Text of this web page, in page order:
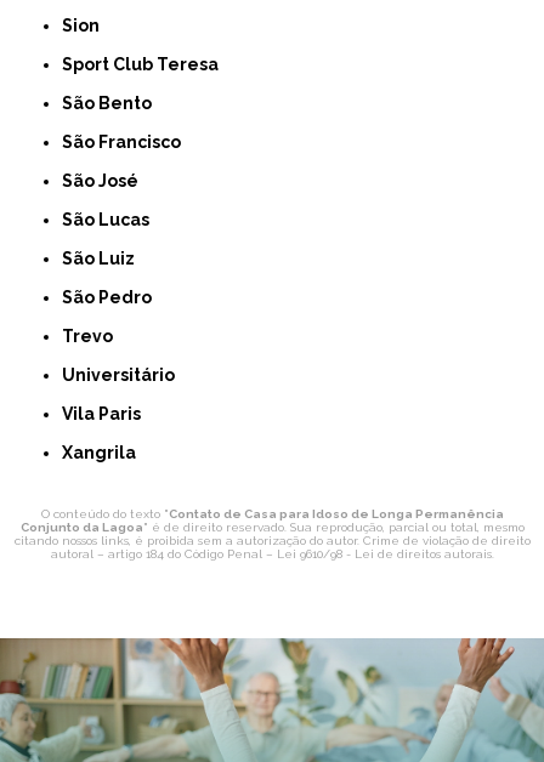
Sion
Sport Club Teresa
São Bento
São Francisco
São José
São Lucas
São Luiz
São Pedro
Trevo
Universitário
Vila Paris
Xangrila
O conteúdo do texto "Contato de Casa para Idoso de Longa Permanência
Conjunto da Lagoa" é de direito reservado. Sua reprodução, parcial ou total, mesmo
citando nossos links, é proibida sem a autorização do autor. Crime de violação de direito
autoral – artigo 184 do Código Penal – Lei 9610/98 - Lei de direitos autorais.